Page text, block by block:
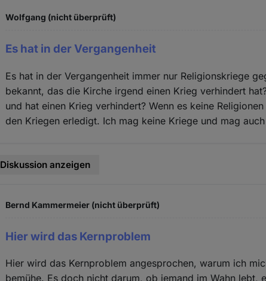
Wolfgang (nicht überprüft)
Es hat in der Vergangenheit
Es hat in der Vergangenheit immer nur Religionskriege
bekannt, das die Kirche irgend einen Krieg verhindert
und hat einen Krieg verhindert? Wenn es keine
den Kriegen erledigt. Ich mag keine Kriege und mag
Diskussion anzeigen
Bernd Kammermeier (nicht überprüft)
Hier wird das Kernproblem
Hier wird das Kernproblem angesprochen, warum ich
bemühe. Es doch nicht darum, ob jemand im Wahn lebt,